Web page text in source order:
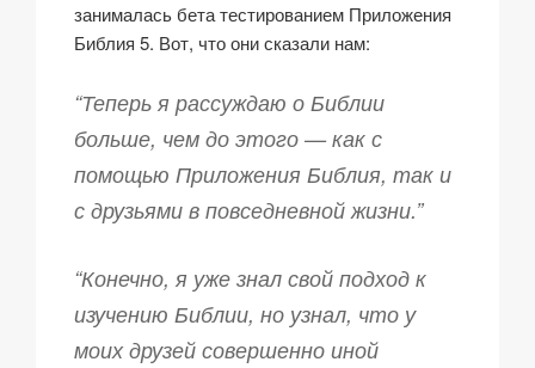
занималась бета тестированием Приложения
Библия 5. Вот, что они сказали нам:
“Теперь я рассуждаю о Библии
больше, чем до этого — как с
помощью Приложения Библия, так и
с друзьями в повседневной жизни.”
“Конечно, я уже знал свой подход к
изучению Библии, но узнал, что у
моих друзей совершенно иной